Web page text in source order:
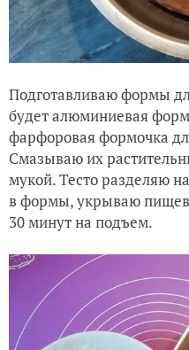
Подготавливаю формы
будет алюминиевая
фарфоровая формочка
Смазываю их
мукой. Тесто разделяю
в формы, укрываю
30 минут на подъем.